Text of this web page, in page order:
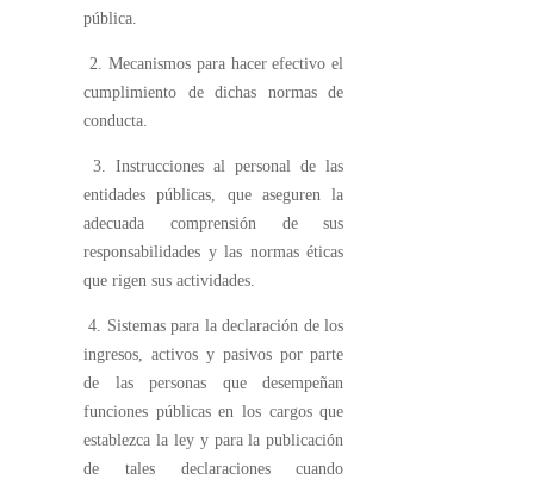
pública.
2. Mecanismos para hacer efectivo el
cumplimiento de dichas normas de
conducta.
3. Instrucciones al personal de las
entidades públicas, que aseguren la
adecuada comprensión de sus
responsabilidades y las normas éticas
que rigen sus actividades.
4. Sistemas para la declaración de los
ingresos, activos y pasivos por parte
de las personas que desempeñan
funciones públicas en los cargos que
establezca la ley y para la publicación
de tales declaraciones cuando